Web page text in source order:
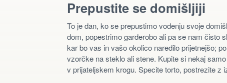
Prepustite se domišljiji
To je dan, ko se prepustimo vodenju svoje
dom, popestrimo garderobo ali pa se nam čisto
kar bo vas in vašo okolico naredilo prijetnejšo;
vzorčke na steklo ali stene. Kupite si nekaj
v prijateljskem krogu. Specite torto, postrezite z